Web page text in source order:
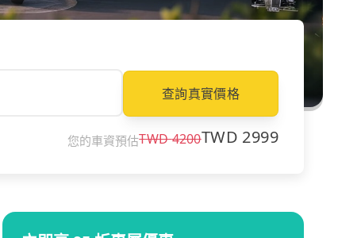
查詢真實價格
您的車資預估TWD4200TWD 2999